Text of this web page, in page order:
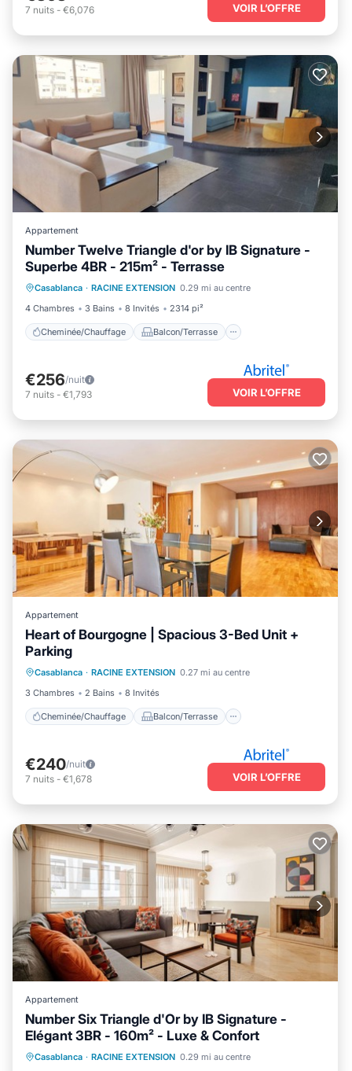
7 nuits - €6,076 VOIR L’OFFRE
Appartement
Number Twelve Triangle d'or by IB Signature -
Superbe 4BR - 215m² - Terrasse
Casablanca · RACINE EXTENSION 0.29 mi au centre
4 Chambres
3 Bains 8 Invités 2314 pi²
Cheminée/Chauffage Balcon/Terrasse
Cheminée/Chauffage
Balcon/Terrasse
Cuisine
Climatisation
€256/nuit
7 nuits - €1,793 VOIR L’OFFRE
Appartement
Heart of Bourgogne | Spacious 3-Bed Unit +
Parking
Casablanca · RACINE EXTENSION 0.27 mi au centre
3 Chambres
2 Bains 8 Invités
Cheminée/Chauffage Balcon/Terrasse
Animaux acceptés
Cuisine
€240/nuit
7 nuits - €1,678 VOIR L’OFFRE
Appartement
Number Six Triangle d'Or by IB Signature -
Elégant 3BR - 160m² - Luxe & Confort
Casablanca · RACINE EXTENSION 0.29 mi au centre
Cheminée/Chauffage
Balcon/Terrasse
Cuisine
Parking